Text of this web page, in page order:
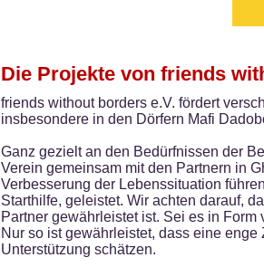
Die Projekte von friends
friends without borders e.V. fördert
insbesondere in den Dörfern Mafi
Ganz gezielt an den Bedürfnissen der
Verein gemeinsam mit den Partnern in
Verbesserung der Lebenssituation
Starthilfe, geleistet. Wir achten darauf,
Partner gewährleistet ist. Sei es in
Nur so ist gewährleistet, dass eine
Unterstützung schätzen.